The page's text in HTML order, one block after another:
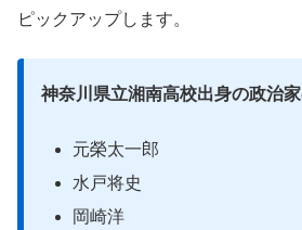
ピックアップします。
神奈川県立湘南高校出身の政治家
元榮太一郎
水戸将史
岡崎洋